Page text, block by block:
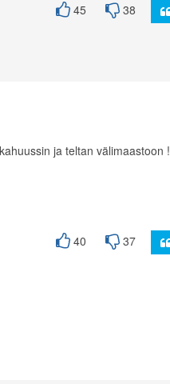
45 38
ja teltan välimaastoon !
40 37